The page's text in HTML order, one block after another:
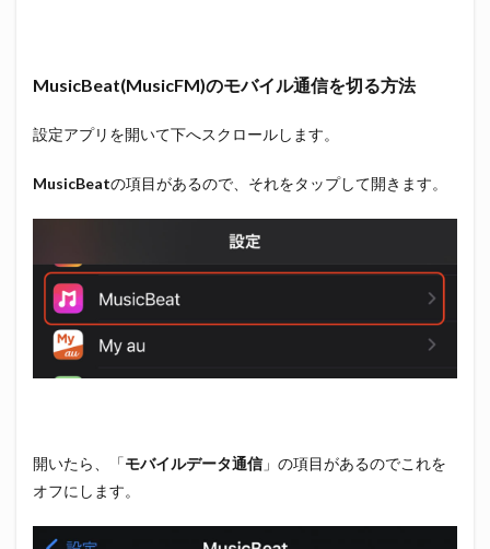
MusicBeat(MusicFM)のモバイル通信を切る方法
設定アプリを開いて下へスクロールします。
MusicBeatの項目があるので、それをタップして開きます。
開いたら、「モバイルデータ通信」の項目があるのでこれを
オフにします。